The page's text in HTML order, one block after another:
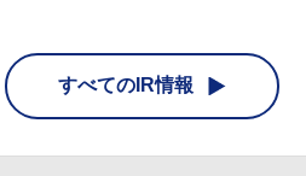
すべてのIR情報